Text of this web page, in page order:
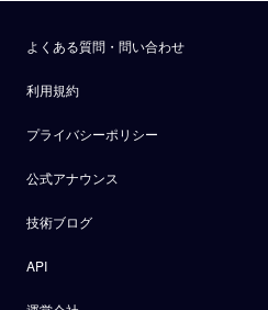
よくある質問・問い合わせ
利用規約
プライバシーポリシー
公式アナウンス
技術ブログ
API